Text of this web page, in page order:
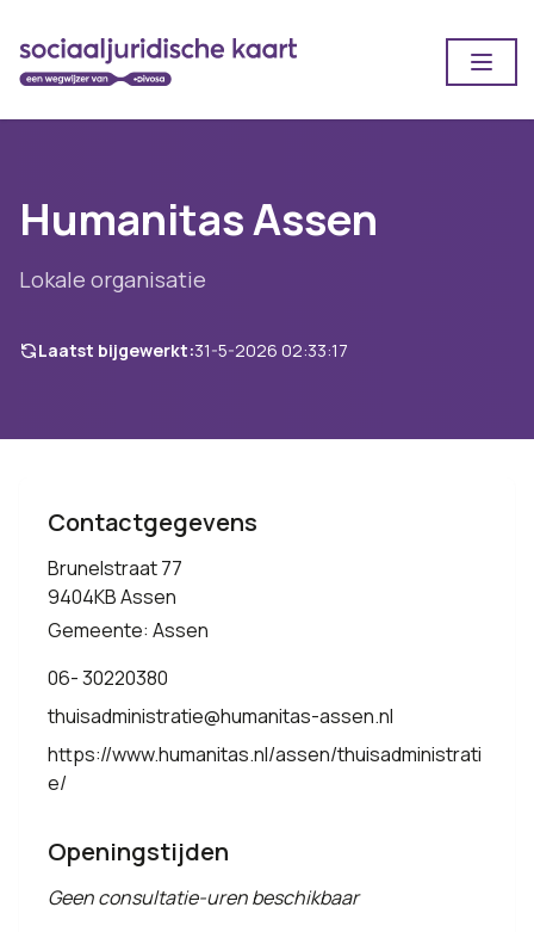
Humanitas Assen
Lokale organisatie
Laatst bijgewerkt:31-5-2026 02:33:17
Contactgegevens
Brunelstraat 77
9404KB Assen
Gemeente: Assen
06- 30220380
thuisadministratie@humanitas-assen.nl
https://www.humanitas.nl/assen/thuisadministrati
e/
Openingstijden
Geen consultatie-uren beschikbaar